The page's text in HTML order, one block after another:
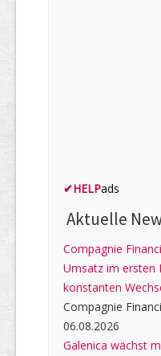
✔HELPads
Aktuelle
Compagnie
Umsatz im ersten
konstanten
Compagnie
06.08.2026
Galenica wächst